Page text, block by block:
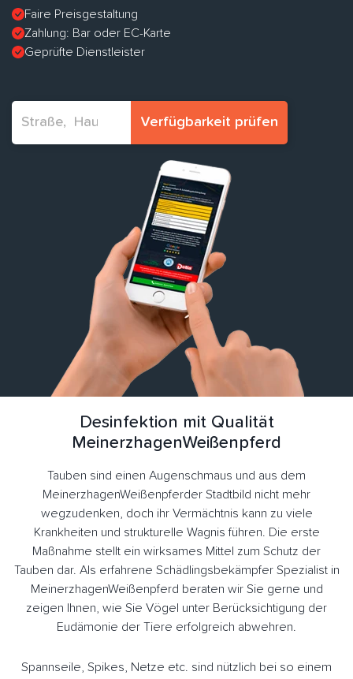
Faire Preisgestaltung
Zahlung: Bar oder EC-Karte
Geprüfte Dienstleister
Verfügbarkeit prüfen
Desinfektion mit Qualität
MeinerzhagenWeißenpferd
Tauben sind einen Augenschmaus und aus dem
MeinerzhagenWeißenpferder Stadtbild nicht mehr
wegzudenken, doch ihr Vermächtnis kann zu viele
Krankheiten und strukturelle Wagnis führen. Die erste
Maßnahme stellt ein wirksames Mittel zum Schutz der
Tauben dar. Als erfahrene Schädlingsbekämpfer Spezialist in
MeinerzhagenWeißenpferd beraten wir Sie gerne und
zeigen Ihnen, wie Sie Vögel unter Berücksichtigung der
Eudämonie der Tiere erfolgreich abwehren.
Spannseile, Spikes, Netze etc. sind nützlich bei so einem